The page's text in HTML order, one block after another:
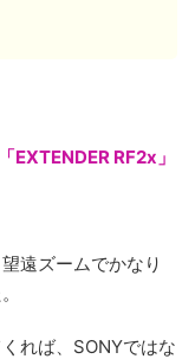
EXTENDER RF2x」
遠ズームでかなり
れば、SONYではな